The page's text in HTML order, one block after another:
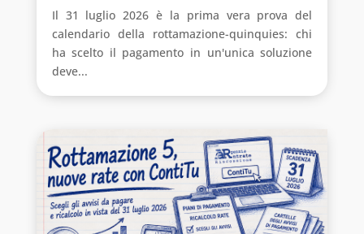
Il 31 luglio 2026 è la prima vera prova del
calendario della rottamazione-quinquies: chi
ha scelto il pagamento in un'unica soluzione
deve...